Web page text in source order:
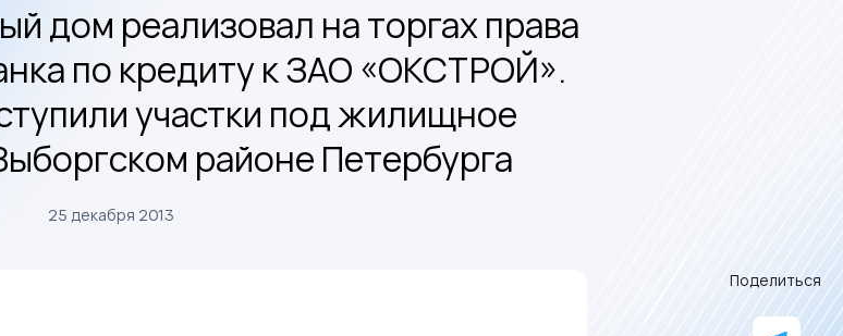
дом реализовал на торгах права
по кредиту к ЗАО «ОКСТРОЙ».
участки под жилищное
районе Петербурга
25 декабря 2013
Поделиться